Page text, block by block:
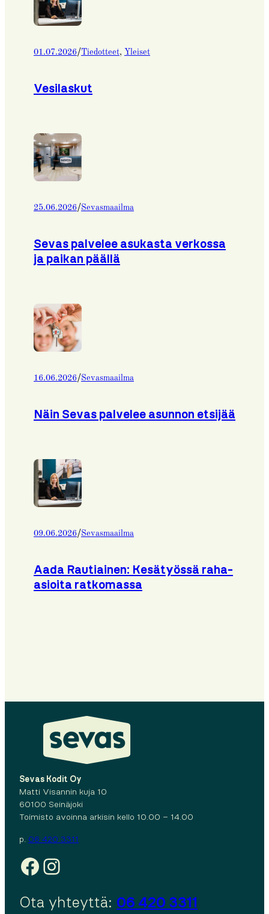
01.07.2026/Tiedotteet, Yleiset
Vesilaskut
25.06.2026/Sevasmaailma
Sevas palvelee asukasta verkossa
ja paikan päällä
16.06.2026/Sevasmaailma
Näin Sevas palvelee asunnon etsijää
09.06.2026/Sevasmaailma
Aada Rautiainen: Kesätyössä raha-
asioita ratkomassa
Sevas Kodit Oy
Matti Visannin kuja 10
60100 Seinäjoki
Toimisto avoinna arkisin kello 10.00 – 14.00
p. 06 420 3311
Facebook
Instagram
Ota yhteyttä: 06 420 3311